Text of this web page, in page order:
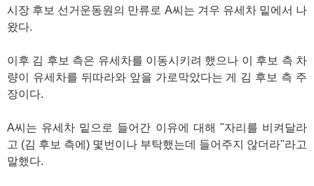
시장 후보 선거운동원의 만류로 A씨는 겨우 유세차 밑에서 나
왔다.
이후 김 후보 측은 유세차를 이동시키려 했으나 이 후보 측 차
량이 유세차를 뒤따라와 앞을 가로막았다는 게 김 후보 측 주
장이다.
A씨는 유세차 밑으로 들어간 이유에 대해 "자리를 비켜달라
고 (김 후보 측에) 몇번이나 부탁했는데 들어주지 않더라"라고
말했다.